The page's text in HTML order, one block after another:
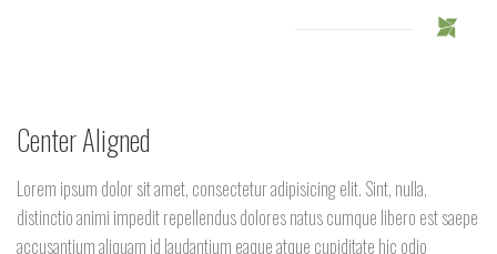
Center Aligned
Lorem ipsum dolor sit amet, consectetur adipisicing elit. Sint, nulla,
distinctio animi impedit repellendus dolores natus cumque libero est saepe
accusantium aliquam id laudantium eaque atque cupiditate hic odio